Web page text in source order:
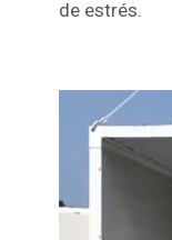
de estrés.